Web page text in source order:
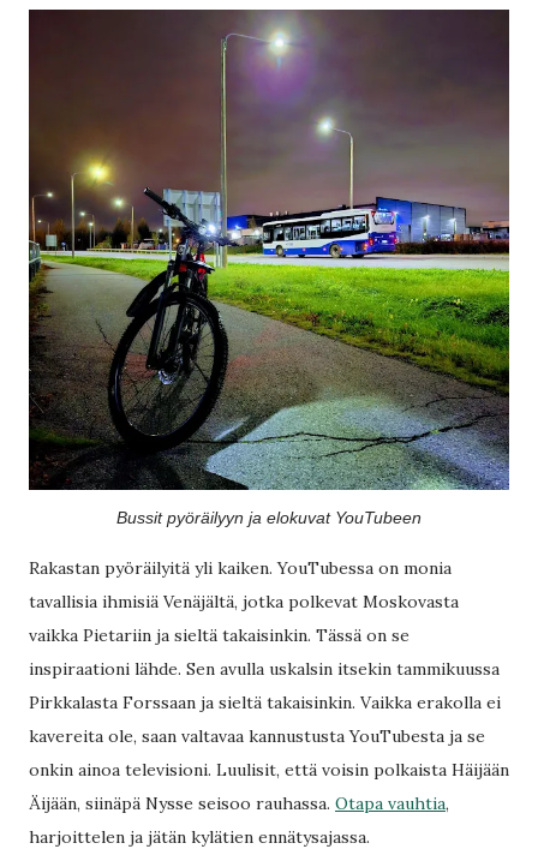
Bussit pyöräilyyn ja elokuvat YouTubeen
Rakastan pyöräilyitä yli kaiken. YouTubessa on monia
tavallisia ihmisiä Venäjältä, jotka polkevat Moskovasta
vaikka Pietariin ja sieltä takaisinkin. Tässä on se
inspiraationi lähde. Sen avulla uskalsin itsekin tammikuussa
Pirkkalasta Forssaan ja sieltä takaisinkin. Vaikka erakolla ei
kavereita ole, saan valtavaa kannustusta YouTubesta ja se
onkin ainoa televisioni. Luulisit, että voisin polkaista Häijään
Äijään, siinäpä Nysse seisoo rauhassa. Otapa vauhtia,
harjoittelen ja jätän kylätien ennätysajassa.